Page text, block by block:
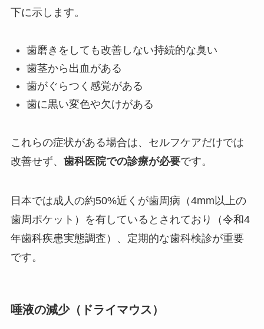
下に示します。
歯磨きをしても改善しない持続的な臭い
歯茎から出血がある
歯がぐらつく感覚がある
歯に黒い変色や欠けがある
これらの症状がある場合は、セルフケアだけでは
改善せず、 歯科医院での診療が必要です。
日本では成人の約50%近くが歯周病（4mm以上の
歯周ポケット）を有しているとされており（令和4
年歯科疾患実態調査）、定期的な歯科検診が重要
です。
唾液の減少（ドライマウス）